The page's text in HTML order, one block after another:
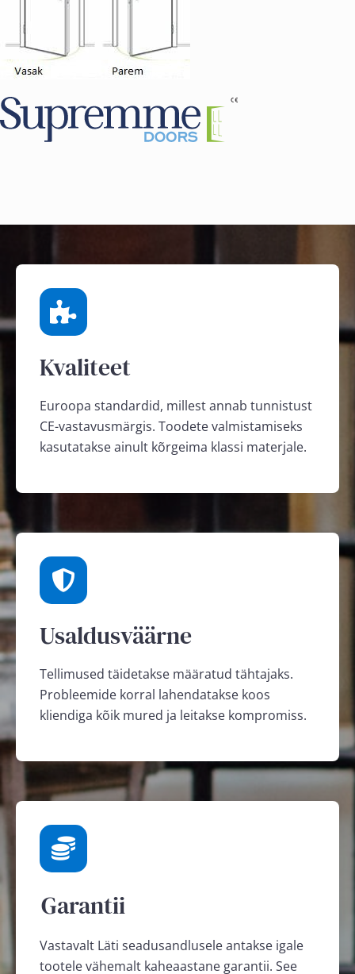
Kvaliteet
Euroopa standardid, millest annab tunnistust
CE-vastavusmärgis. Toodete valmistamiseks
kasutatakse ainult kõrgeima klassi materjale.
Usaldusväärne
Tellimused täidetakse määratud tähtajaks.
Probleemide korral lahendatakse koos
kliendiga kõik mured ja leitakse kompromiss.
Garantii
Vastavalt Läti seadusandlusele antakse igale
tootele vähemalt kaheaastane garantii. See